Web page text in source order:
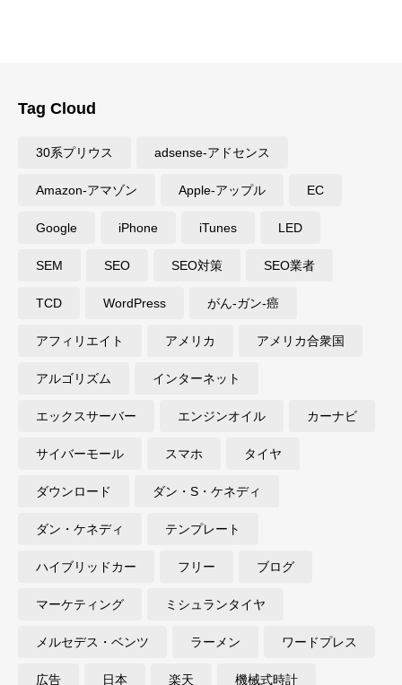
Tag Cloud
30系プリウス adsense-アドセンス
Amazon-アマゾン Apple-アップル EC
Google iPhone iTunes LED
SEM SEO SEO対策 SEO業者
TCD WordPress がん-ガン-癌
アフィリエイト アメリカ アメリカ合衆国
アルゴリズム インターネット
エックスサーバー エンジンオイル カーナビ
サイバーモール スマホ タイヤ
ダウンロード ダン・S・ケネディ
ダン・ケネディ テンプレート
ハイブリッドカー フリー ブログ
マーケティング ミシュランタイヤ
メルセデス・ベンツ ラーメン ワードプレス
広告 日本 楽天 機械式時計